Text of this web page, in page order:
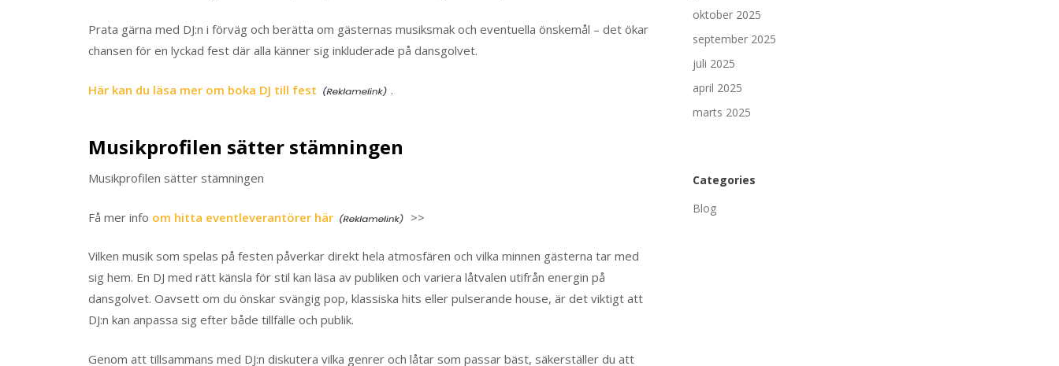
Prata gärna med DJ:n i förväg och berätta om gästernas musiksmak och eventuella önskemål – det ökar
chansen för en lyckad fest där alla känner sig inkluderade på dansgolvet.
Här kan du läsa mer om boka DJ till fest .
Musikprofilen sätter stämningen
Musikprofilen sätter stämningen
Få mer info om hitta eventleverantörer här >>
Vilken musik som spelas på festen påverkar direkt hela atmosfären och vilka minnen gästerna tar med
sig hem. En DJ med rätt känsla för stil kan läsa av publiken och variera låtvalen utifrån energin på
dansgolvet. Oavsett om du önskar svängig pop, klassiska hits eller pulserande house, är det viktigt att
DJ:n kan anpassa sig efter både tillfälle och publik.
Genom att tillsammans med DJ:n diskutera vilka genrer och låtar som passar bäst, säkerställer du att
oktober 2025
september 2025
juli 2025
april 2025
marts 2025
Categories
Blog